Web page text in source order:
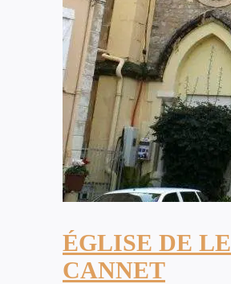
ÉGLISE DE LE
CANNET